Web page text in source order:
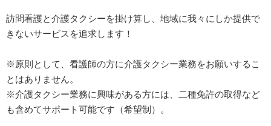
訪問看護と介護タクシーを掛け算し、地域に我々にしか提供で
きないサービスを追求します！
※原則として、看護師の方に介護タクシー業務をお願いするこ
とはありません。
※介護タクシー業務に興味がある方には、二種免許の取得など
も含めてサポート可能です（希望制）。